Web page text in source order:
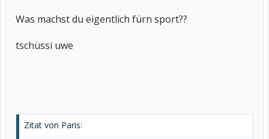
Was machst du eigentlich fürn sport??
tschüssi uwe
Zitat von Paris: